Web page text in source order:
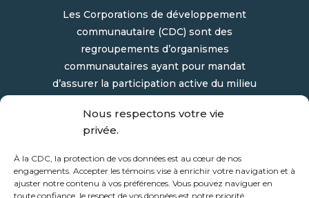
Nous respectons votre vie
privée.
À la CDC, la protection de vos données est au cœur de nos
engagements. Accepter les témoins vise à enrichir votre navigation et à
ajuster notre contenu à vos préférences. Vous pouvez naviguer en
toute confiance, le respect de vos données est notre priorité.
Les Corporations de développement
communautaire (CDC) sont des
regroupements d’organismes
communautaires ayant pour mandat
d’assurer la participation active du milieu
développement socioéconomique de leur